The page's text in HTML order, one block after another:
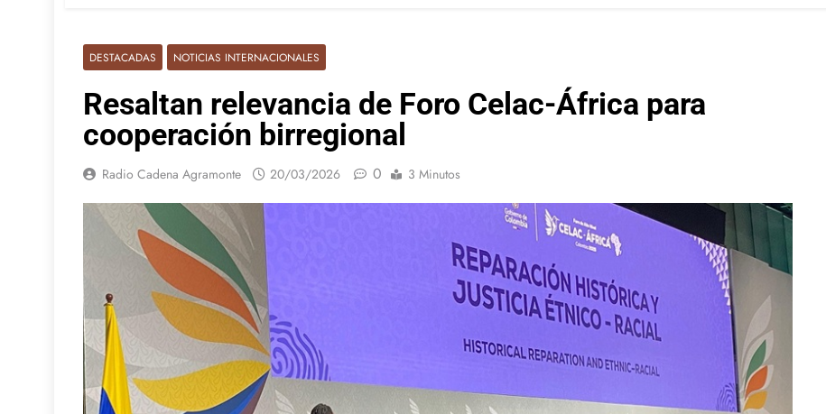
DESTACADAS NOTICIAS INTERNACIONALES
Resaltan relevancia de Foro Celac-África para
cooperación birregional
Radio Cadena Agramonte 20/03/2026 0 3 Minutos